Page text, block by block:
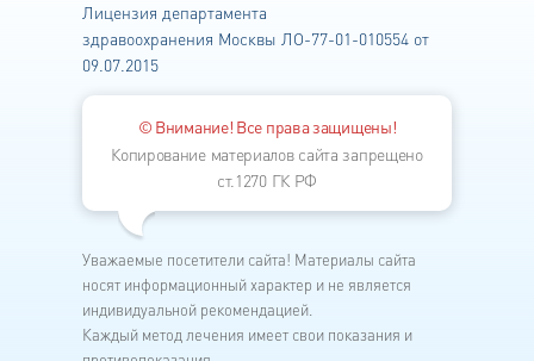
Лицензия департамента
здравоохранения Москвы ЛО-77-01-010554 от
09.07.2015
© Внимание! Все права защищены!
Копирование материалов сайта запрещено
ст.1270 ГК РФ
Уважаемые посетители сайта! Материалы сайта
носят информационный характер и не является
индивидуальной рекомендацией.
Каждый метод лечения имеет свои показания и